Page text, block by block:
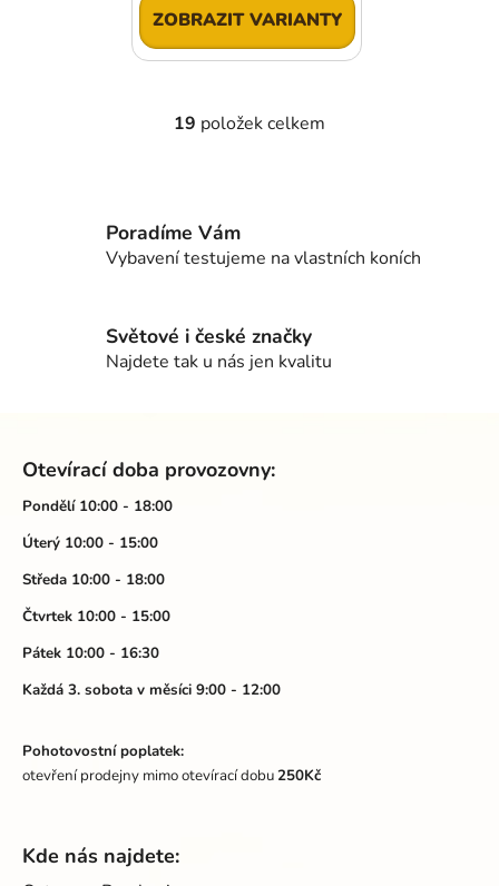
ZOBRAZIT VARIANTY
O
a
p
r
v
ý
19 položek celkem
Poradíme Vám
Vybavení testujeme na vlastních koních
Světové i české značky
Najdete tak u nás jen kvalitu
Otevírací doba provozovny:
Pondělí 10:00 - 18:00
Úterý 10:00 - 15:00
Středa 10:00 - 18:00
Čtvrtek 10:00 - 15:00
Pátek 10:00 - 16:30
Každá 3. sobota v měsíci 9:00 - 12:00
Pohotovostní poplatek:
otevření prodejny mimo otevírací dobu250Kč
Kde nás najdete: